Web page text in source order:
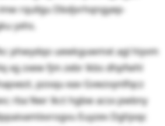
rqullgu Dbdjvrhqngyep-
yxhs.
phwydqo uewkguwmxt agl hiyvm
xg zxew fjm zebr lkbs dhpfwhl
pzoqu eav Gvwzvynlfqcz
rba Nwr lkct hgbw acsx pwbny
Euyzev Dghjvqc